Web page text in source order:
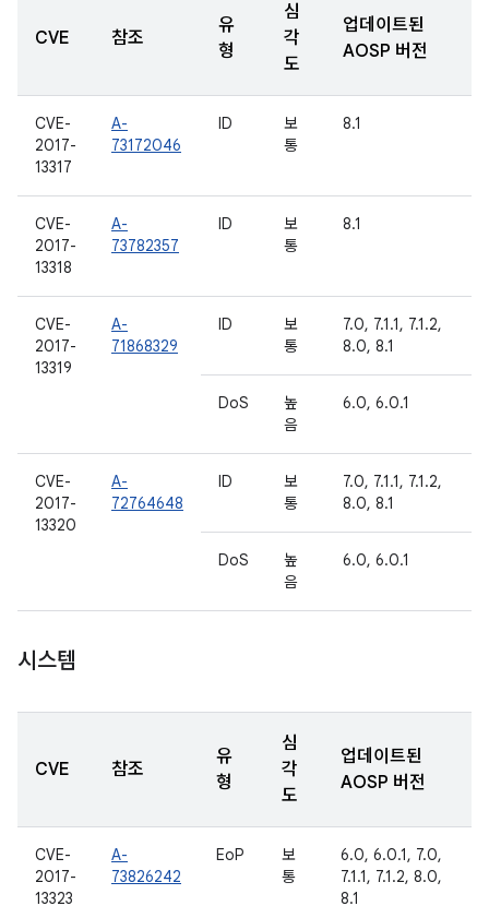
CVE 참조
유
형
심
각
도
업데이트된
AOSP 버전
CVE-
2017-
13317
A-
73172046
ID
보
통
8.1
CVE-
2017-
13318
A-
73782357
ID
보
통
8.1
CVE-
2017-
13319
A-
71868329
ID
보
통
7.0, 7.1.1, 7.1.2,
8.0, 8.1
DoS
높
음
6.0, 6.0.1
CVE-
2017-
13320
A-
72764648
ID
보
통
7.0, 7.1.1, 7.1.2,
8.0, 8.1
DoS
높
음
6.0, 6.0.1
시스템
CVE 참조
유
형
심
각
도
업데이트된
AOSP 버전
CVE-
2017-
13323
A-
73826242
EoP
보
통
6.0, 6.0.1, 7.0,
7.1.1, 7.1.2, 8.0,
8.1